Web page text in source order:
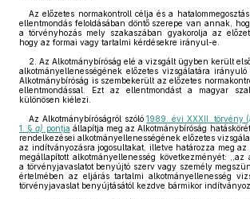
Az előzetes normakontroll célja és a
ellentmondás feloldásában döntő szerepe van annak,
a törvényhozás mely szakaszában gyakorolja az
hogy az formai vagy tartalmi kérdésekre irányul-e.
2. Az Alkotmánybíróság elé a vizsgált ügyben került
alkotmányellenességének előzetes vizsgálatára
Alkotmánybíróság is szembekerült az előzetes
ellentmondással. Ezt az ellentmondást a magyar
különösen kiélezi.
Az Alkotmánybíróságról szóló1989. évi XXXII. törvény
1. §a) pontja állapítja meg az Alkotmánybíróság
rendelkezései alkotmányellenességének előzetes
az indítványozásra jogosultakat, illetve határozza meg az
megállapított alkotmányellenesség következményét: ,,az
a törvényjavaslatot benyújtó szerv vagy személy
értelmében az eljárás tartalmi alkotmányellenesség
törvényjavaslat benyújtásától kezdve bármikor